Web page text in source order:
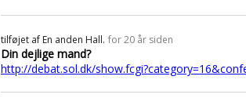
tilføjet af En anden Hall. for 20 år siden
Din dejlige mand?
http://debat.sol.dk/